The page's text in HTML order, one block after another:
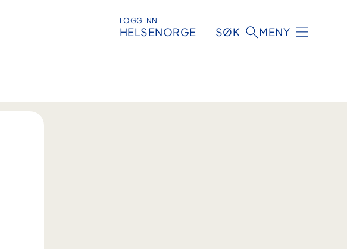
LOGG INN
HELSENORGE SØK MENY